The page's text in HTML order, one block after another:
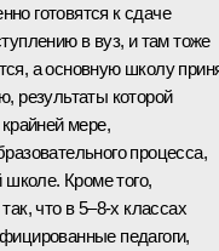
готовятся к сдаче
в вуз, и там тоже
а основную школу
результаты которой
мере,
процесса,
школе. Кроме того,
что в 5–8-х классах
педагоги,